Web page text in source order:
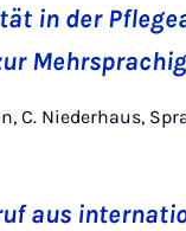
in der
C. Niederhaus,
aus